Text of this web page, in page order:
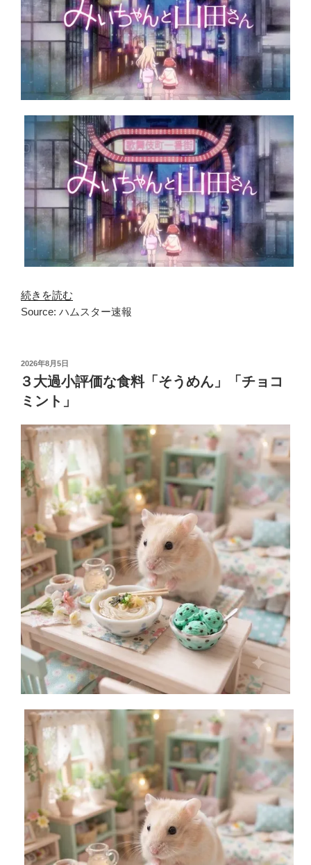
続きを読む
Source: ハムスター速報
投
稿
日:
2026年8月5日
３大過小評価な食料「そうめん」「チョコ
ミント」